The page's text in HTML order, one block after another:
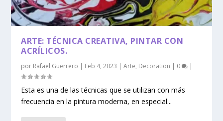
ARTE: TÉCNICA CREATIVA, PINTAR CON
ACRÍLICOS.
por Rafael Guerrero | Feb 4, 2023 |Arte, Decoration | 0 |
Esta es una de las técnicas que se utilizan con más
frecuencia en la pintura moderna, en especial...